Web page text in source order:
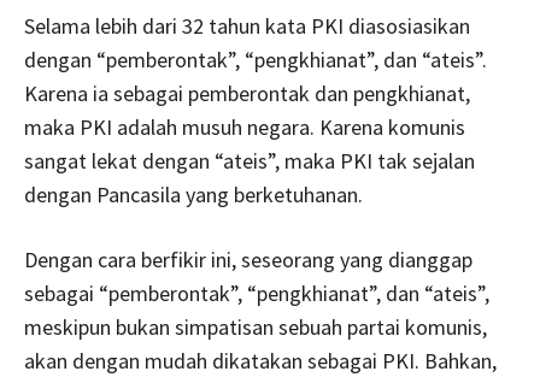
Selama lebih dari 32 tahun kata PKI diasosiasikan
dengan “pemberontak”, “pengkhianat”, dan “ateis”.
Karena ia sebagai pemberontak dan pengkhianat,
maka PKI adalah musuh negara. Karena komunis
sangat lekat dengan “ateis”, maka PKI tak sejalan
dengan Pancasila yang berketuhanan.
Dengan cara berfikir ini, seseorang yang dianggap
sebagai “pemberontak”, “pengkhianat”, dan “ateis”,
meskipun bukan simpatisan sebuah partai komunis,
akan dengan mudah dikatakan sebagai PKI. Bahkan,